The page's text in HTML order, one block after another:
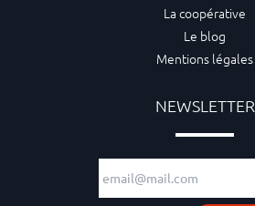
La coopérative
Le blog
Mentions légales
NEWSLETTER
Adresse e-mail